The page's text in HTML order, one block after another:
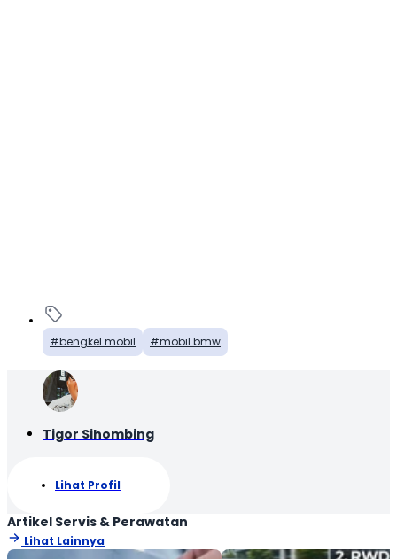
bengkel mobil mobil bmw
Tigor Sihombing
Lihat Profil
Artikel Servis & Perawatan
Lihat Lainnya